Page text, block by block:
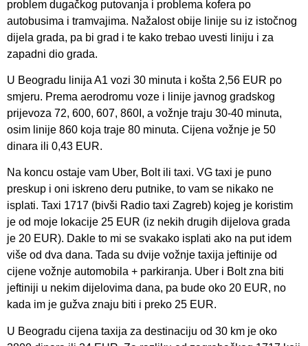
problem dugačkog putovanja i problema kofera po
autobusima i tramvajima. Nažalost obije linije su iz istočnog
dijela grada, pa bi grad i te kako trebao uvesti liniju i za
zapadni dio grada.
U Beogradu linija A1 vozi 30 minuta i košta 2,56 EUR po
smjeru. Prema aerodromu voze i linije javnog gradskog
prijevoza 72, 600, 607, 860I, a vožnje traju 30-40 minuta,
osim linije 860 koja traje 80 minuta. Cijena vožnje je 50
dinara ili 0,43 EUR.
Na koncu ostaje vam Uber, Bolt ili taxi. VG taxi je puno
preskup i oni iskreno deru putnike, to vam se nikako ne
isplati. Taxi 1717 (bivši Radio taxi Zagreb) kojeg je koristim
je od moje lokacije 25 EUR (iz nekih drugih dijelova grada
je 20 EUR). Dakle to mi se svakako isplati ako na put idem
više od dva dana. Tada su dvije vožnje taxija jeftinije od
cijene vožnje automobila + parkiranja. Uber i Bolt zna biti
jeftiniji u nekim dijelovima dana, pa bude oko 20 EUR, no
kada im je gužva znaju biti i preko 25 EUR.
U Beogradu cijena taxija za destinaciju od 30 km je oko